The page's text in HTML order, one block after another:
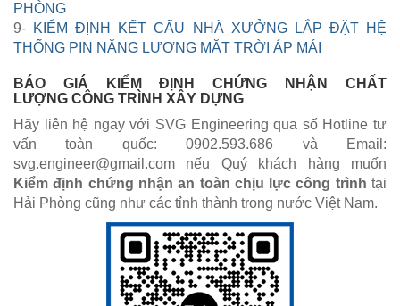
PHÒNG
9- KIỂM ĐỊNH KẾT CẤU NHÀ XƯỞNG LẮP ĐẶT HỆ
THỐNG PIN NĂNG LƯỢNG MẶT TRỜI ÁP MÁI
BÁO GIÁ KIỂM ĐỊNH CHỨNG NHẬN CHẤT
LƯỢNG CÔNG TRÌNH XÂY DỰNG
Hãy liên hệ ngay với SVG Engineering qua số Hotline tư
vấn toàn quốc: 0902.593.686 và Email:
svg.engineer@gmail.com nếu Quý khách hàng muốn
Kiểm định chứng nhận an toàn chịu lực công trình tại
Hải Phòng cũng như các tỉnh thành trong nước Việt Nam.